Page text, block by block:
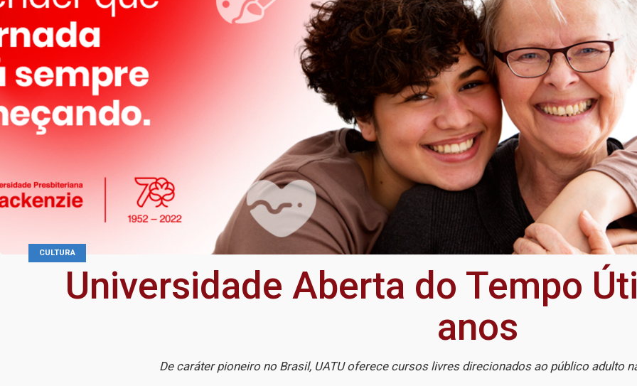
CULTURA
Universidade Aberta do Tempo
anos
De caráter pioneiro no Brasil, UATU oferece cursos livres direcionados ao público adulto